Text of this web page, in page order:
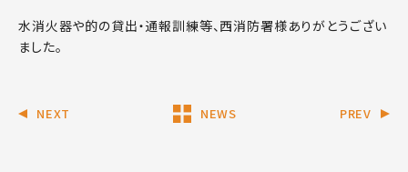
水消火器や的の貸出・通報訓練等、西消防署様ありがとうござい
ました。
NEXT NEWS PREV